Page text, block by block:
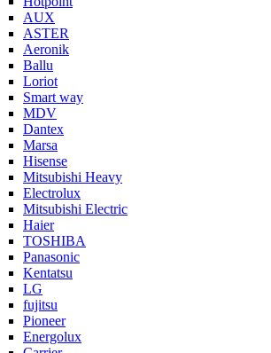
AUX
ASTER
Aeronik
Ballu
Loriot
Smart way
MDV
Dantex
Marsa
Hisense
Mitsubishi Heavy
Electrolux
Mitsubishi Electric
Haier
TOSHIBA
Panasonic
Kentatsu
LG
fujitsu
Pioneer
Energolux